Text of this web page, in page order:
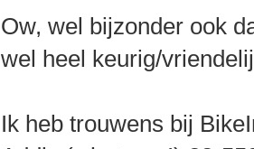
Ow, wel bijzonder ook
wel heel keurig/
Ik heb trouwens bij